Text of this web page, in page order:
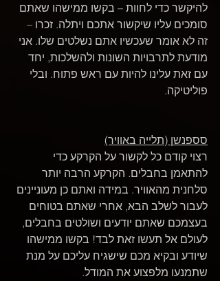
להיקשר כדי לחוות – בקשו ממישהו שאתם
סומכים עליו שיקשור אתכם ויתלה. זכרו –
זה לא אומר שעכשיו אתם נשלטים שלו. אני
מודעת לתרבויות השונות ולהשלכות, יחד
עם זאת עלינו להיות עם ראש פתוח. ובלי
פוליטיקה.
סספנשן (תלייה באוויר)
רצוי קודם כל לקשור על הקרקע כדי
להתאמן בחבלים. הקרקע הרבה יותר
סלחנית מהאוויר. במידה ואתם כן מעוניינים
לעבור לשלב הבא, אחרי שאתם בטוחים
בעצמכם שאתם יודעים ושולטים בחבלים,
לעולם אל תעשו זאת לבד! בקשו ממישהו
שיודע ובקיא מכם שישגיח עליכם על מנת
שתמנעו מלפצוע את המודל.